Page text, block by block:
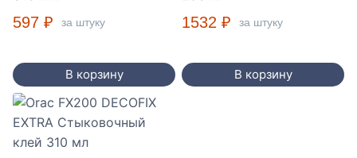
597 ₽ за штуку
В корзину
1532 ₽ за штуку
В корзину